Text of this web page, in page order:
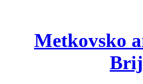
Metkovsko